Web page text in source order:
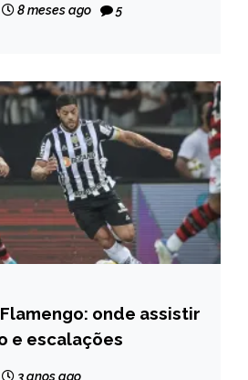
8 meses ago 5
onde assistir
e escalações
3 anos ago